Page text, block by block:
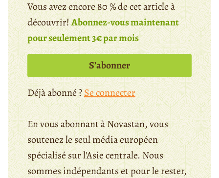
Vous avez encore 80 % de cet article à
découvrir!Abonnez-vous maintenant
pour seulement 3€ par mois
S’abonner
Déjà abonné ?Se connecter
En vous abonnant à Novastan, vous
soutenez le seul média européen
spécialisé sur l'Asie centrale. Nous
sommes indépendants et pour le rester,